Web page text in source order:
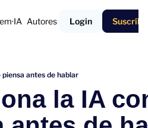
Autores Login
antes de hablar
la IA